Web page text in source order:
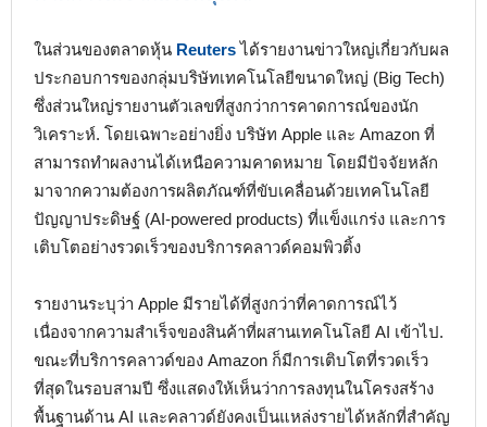
ในส่วนของตลาดหุ้น Reutersได้รายงานข่าวใหญ่เกี่ยวกับผล
ประกอบการของกลุ่มบริษัทเทคโนโลยีขนาดใหญ่ (Big Tech)
ซึ่งส่วนใหญ่รายงานตัวเลขที่สูงกว่าการคาดการณ์ของนัก
วิเคราะห์. โดยเฉพาะอย่างยิ่ง บริษัท Apple และ Amazon ที่
สามารถทำผลงานได้เหนือความคาดหมาย โดยมีปัจจัยหลัก
มาจากความต้องการผลิตภัณฑ์ที่ขับเคลื่อนด้วยเทคโนโลยี
ปัญญาประดิษฐ์ (AI-powered products) ที่แข็งแกร่ง และการ
เติบโตอย่างรวดเร็วของบริการคลาวด์คอมพิวติ้ง
รายงานระบุว่า Apple มีรายได้ที่สูงกว่าที่คาดการณ์ไว้
เนื่องจากความสำเร็จของสินค้าที่ผสานเทคโนโลยี AI เข้าไป.
ขณะที่บริการคลาวด์ของ Amazon ก็มีการเติบโตที่รวดเร็ว
ที่สุดในรอบสามปี ซึ่งแสดงให้เห็นว่าการลงทุนในโครงสร้าง
พื้นฐานด้าน AI และคลาวด์ยังคงเป็นแหล่งรายได้หลักที่สำคัญ